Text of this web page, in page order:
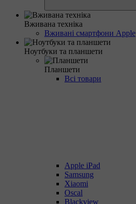
Вживана техніка
Вживані смартфони Apple
Ноутбуки та планшети
Планшети
Всі товари
Apple iPad
Samsung
Xiaomi
Oscal
Blackview